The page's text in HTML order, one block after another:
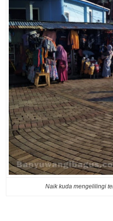
Naik kuda mengelilingi